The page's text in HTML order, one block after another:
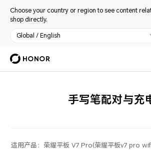
Choose your country or region to see content
shop directly.
Global / English
手写笔配对与充
适用产品： 荣耀平板 V7 Pro(荣耀平板v7 pro